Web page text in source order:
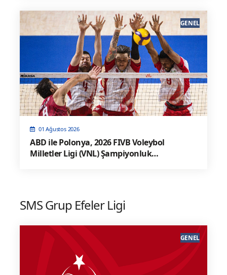
01 Ağustos 2026
ABD ile Polonya, 2026 FIVB Voleybol
Milletler Ligi (VNL) Şampiyonluk
GENEL
SMS Grup Efeler Ligi
GENEL